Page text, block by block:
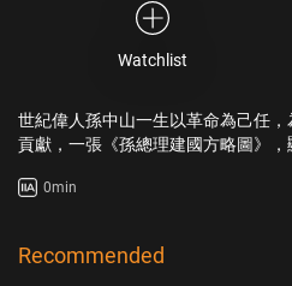
Watchlist
世紀偉人孫中山一生以革命為己任
貢獻，一張《孫總理建國方略圖》
國家建設的藍圖，走進一代偉人的興
0min
Recommended